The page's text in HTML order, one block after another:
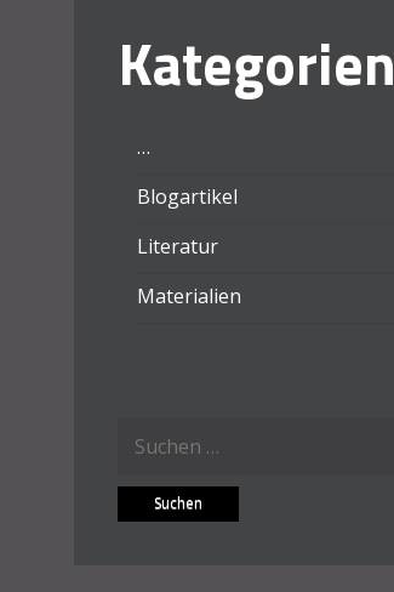
Kategorien
…
Blogartikel
Literatur
Materialien
nach: